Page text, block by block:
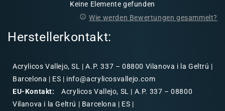
Keine Elemente gefunden
Wie werden Bewertungen gesammelt?
Herstellerkontakt:
Acrylicos Vallejo, SL | A.P. 337 – 08800 Vilanova i la Geltrú |
Barcelona | ES | info@acrylicosvallejo.com
EU-Kontakt:
Acrylicos Vallejo, SL | A.P. 337 – 08800
Vilanova i la Geltrú | Barcelona | ES |